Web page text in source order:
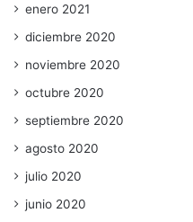
enero 2021
diciembre 2020
noviembre 2020
octubre 2020
septiembre 2020
agosto 2020
julio 2020
junio 2020